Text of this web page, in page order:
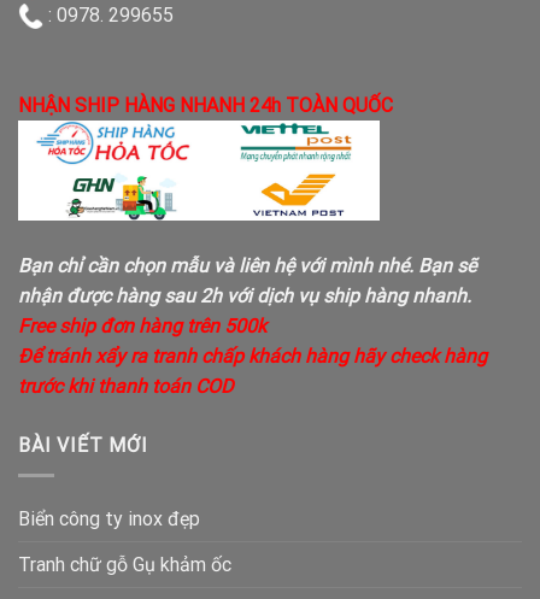
: 0978. 299655
NHẬN SHIP HÀNG NHANH 24h TOÀN QUỐC
Bạn chỉ cần chọn mẫu và liên hệ với mình nhé. Bạn sẽ
nhận được hàng sau 2h với dịch vụ ship hàng nhanh.
Free ship đơn hàng trên 500k
Để tránh xẩy ra tranh chấp khách hàng hãy check hàng
trước khi thanh toán COD
BÀI VIẾT MỚI
Biển công ty inox đẹp
Tranh chữ gỗ Gụ khảm ốc